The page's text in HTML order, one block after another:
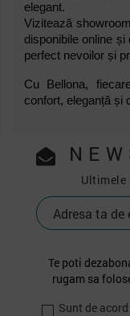
elegant.
Vizitează
disponibile online
perfect nevoilor și
Cu Bellona,
confort, eleganță și
Te poti
rugam sa
Sunt de